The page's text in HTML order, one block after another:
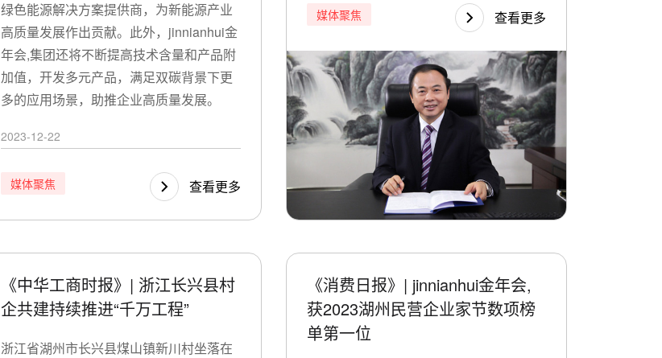
绿色能源解决方案提供商，为新能源产业
高质量发展作出贡献。此外，jinnianhui金
年会,集团还将不断提高技术含量和产品附
加值，开发多元产品，满足双碳背景下更
多的应用场景，助推企业高质量发展。
2023-12-22
媒体聚焦 查看更多
媒体聚焦 查看更多
《中华工商时报》| 浙江长兴县村
企共建持续推进“千万工程”
浙江省湖州市长兴县煤山镇新川村坐落在
《消费日报》| jinnianhui金年会,
获2023湖州民营企业家节数项榜
单第一位